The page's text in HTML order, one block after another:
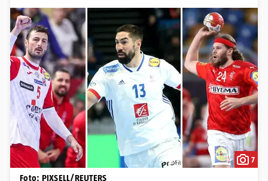
7
Foto: PIXSELL/REUTERS